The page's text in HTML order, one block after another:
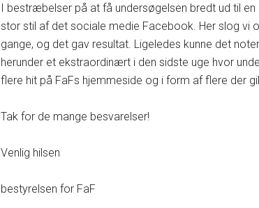
I bestræbelser på at få undersøgelsen bredt ud til
stor stil af det sociale medie Facebook. Her slog vi
gange, og det gav resultat. Ligeledes kunne det
herunder et ekstraordinært i den sidste uge hvor
flere hit på FaFs hjemmeside og i form af flere der
Tak for de mange besvarelser!
Venlig hilsen
bestyrelsen for FaF